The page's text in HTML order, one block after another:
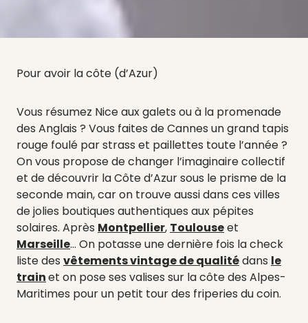
Pour avoir la côte (d’Azur)
Vous résumez Nice aux galets ou à la promenade
des Anglais ? Vous faites de Cannes un grand tapis
rouge foulé par strass et paillettes toute l’année ?
On vous propose de changer l’imaginaire collectif
et de découvrir la Côte d’Azur sous le prisme de la
seconde main, car on trouve aussi dans ces villes
de jolies boutiques authentiques aux pépites
solaires. Après Montpellier, Toulouseet
Marseille… On potasse une dernière fois la check
liste des vêtements vintage de qualitédans le
trainet on pose ses valises sur la côte des Alpes-
Maritimes pour un petit tour des friperies du coin.